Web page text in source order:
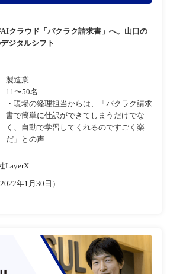
クラウド「バクラク請求書」へ。山口の
ジタルシフト
製造業
11〜50名
・現場の経理担当からは、「バクラク請求
書で簡単に仕訳ができてしまうだけでな
く、自動で学習してくれるのですごく楽
だ」との声
LayerX
年1月30日）